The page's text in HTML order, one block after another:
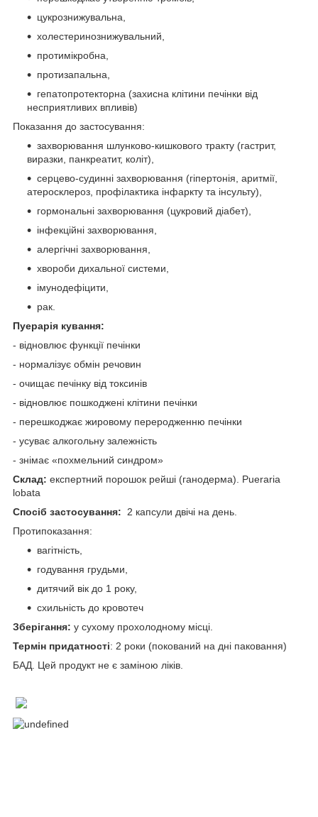
цукрознижувальна,
холестеринознижувальний,
протимікробна,
протизапальна,
гепатопротекторна (захисна клітини печінки від
несприятливих впливів)
Показання до застосування:
захворювання шлунково-кишкового тракту (гастрит,
виразки, панкреатит, коліт),
серцево-судинні захворювання (гіпертонія, аритмії,
атеросклероз, профілактика інфаркту та інсульту),
гормональні захворювання (цукровий діабет),
інфекційні захворювання,
алергічні захворювання,
хвороби дихальної системи,
імунодефіцити,
рак.
Пуерарія кування:
- відновлює функції печінки
- нормалізує обмін речовин
- очищає печінку від токсинів
- відновлює пошкоджені клітини печінки
- перешкоджає жировому переродженню печінки
- усуває алкогольну залежність
- знімає «похмельний синдром»
Склад: експертний порошок рейші (ганодерма). Pueraria
lobata
Спосіб застосування:
2 капсули двічі на день.
Протипоказання:
вагітність,
годування грудьми,
дитячий вік до 1 року,
схильність до кровотеч
Зберігання: у сухому прохолодному місці.
Термін придатності: 2 роки (покований на дні паковання)
БАД. Цей продукт не є заміною ліків.